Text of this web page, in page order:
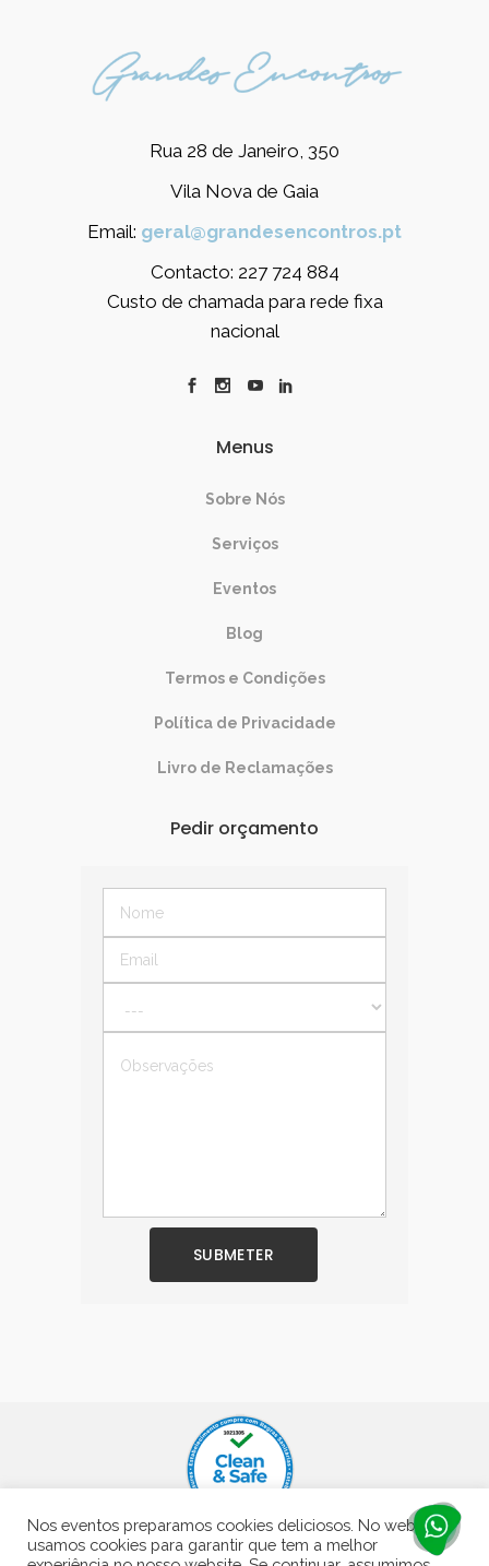
Rua 28 de Janeiro, 350
Vila Nova de Gaia
Email: geral@grandesencontros.pt
Contacto: 227 724 884
Custo de chamada para rede fixa
nacional
Menus
Sobre Nós
Serviços
Eventos
Blog
Termos e Condições
Política de Privacidade
Livro de Reclamações
Pedir orçamento
Nos eventos preparamos cookies deliciosos. No website
usamos cookies para garantir que tem a melhor